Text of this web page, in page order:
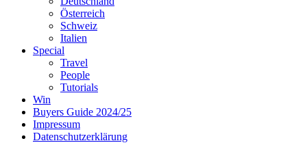
Österreich
Schweiz
Italien
Special
Travel
People
Tutorials
Win
Buyers Guide 2024/25
Impressum
Datenschutzerklärung